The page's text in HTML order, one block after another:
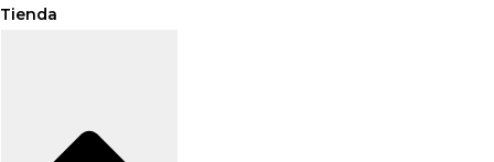
Tienda